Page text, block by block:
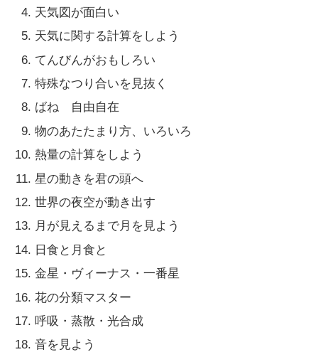
天気図が面白い
天気に関する計算をしよう
てんびんがおもしろい
特殊なつり合いを見抜く
ばね 自由自在
物のあたたまり方、いろいろ
熱量の計算をしよう
星の動きを君の頭へ
世界の夜空が動き出す
月が見えるまで月を見よう
日食と月食と
金星・ヴィーナス・一番星
花の分類マスター
呼吸・蒸散・光合成
音を見よう